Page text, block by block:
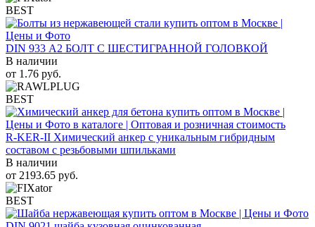
BEST
DIN 933 А2 БОЛТ С ШЕСТИГРАННОЙ ГОЛОВКОЙ
В наличии
от 1.76 руб.
BEST
R-KER-II Химический анкер с уникальным гибридным
составом с резьбовыми шпильками
В наличии
от 2193.65 руб.
BEST